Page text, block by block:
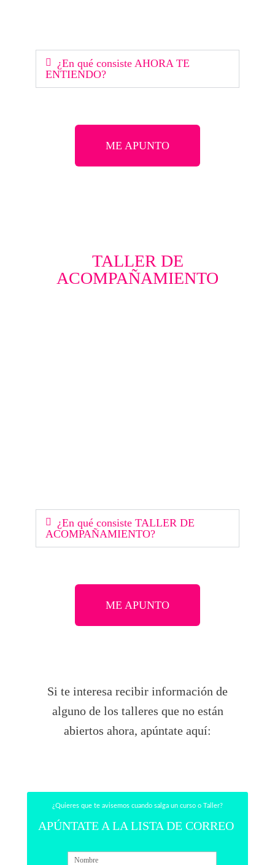
¿En qué consiste AHORA TE
ENTIENDO?
ME APUNTO
TALLER DE
ACOMPAÑAMIENTO
¿En qué consiste TALLER DE
ACOMPAÑAMIENTO?
ME APUNTO
Si te interesa recibir información de
alguno de los talleres que no están
abiertos ahora, apúntate aquí:
APÚNTATE A LA LISTA DE CORREO
¿Quieres que te avisemos cuando salga un curso o Taller?